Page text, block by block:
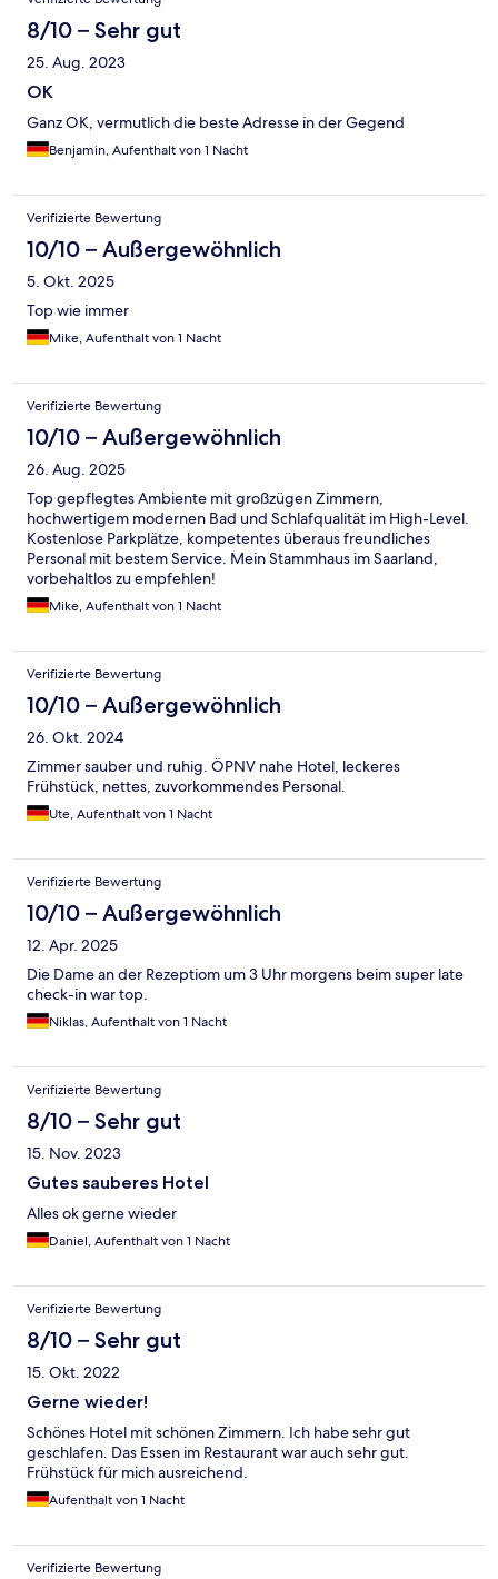
8/10 – Sehr gut
25. Aug. 2023
OK
Ganz OK, vermutlich die beste Adresse in der Gegend
Benjamin, Aufenthalt von 1 Nacht
Verifizierte Bewertung
10/10 – Außergewöhnlich
5. Okt. 2025
Top wie immer
Mike, Aufenthalt von 1 Nacht
Verifizierte Bewertung
10/10 – Außergewöhnlich
26. Aug. 2025
Top gepflegtes Ambiente mit großzügen Zimmern,
hochwertigem modernen Bad und Schlafqualität im High-Level.
Kostenlose Parkplätze, kompetentes überaus freundliches
Personal mit bestem Service. Mein Stammhaus im Saarland,
vorbehaltlos zu empfehlen!
Mike, Aufenthalt von 1 Nacht
Verifizierte Bewertung
10/10 – Außergewöhnlich
26. Okt. 2024
Zimmer sauber und ruhig. ÖPNV nahe Hotel, leckeres
Frühstück, nettes, zuvorkommendes Personal.
Ute, Aufenthalt von 1 Nacht
Verifizierte Bewertung
10/10 – Außergewöhnlich
12. Apr. 2025
Die Dame an der Rezeptiom um 3 Uhr morgens beim super late
check-in war top.
Niklas, Aufenthalt von 1 Nacht
Verifizierte Bewertung
8/10 – Sehr gut
15. Nov. 2023
Gutes sauberes Hotel
Alles ok gerne wieder
Daniel, Aufenthalt von 1 Nacht
Verifizierte Bewertung
8/10 – Sehr gut
15. Okt. 2022
Gerne wieder!
Schönes Hotel mit schönen Zimmern. Ich habe sehr gut
geschlafen. Das Essen im Restaurant war auch sehr gut.
Frühstück für mich ausreichend.
Aufenthalt von 1 Nacht
Verifizierte Bewertung